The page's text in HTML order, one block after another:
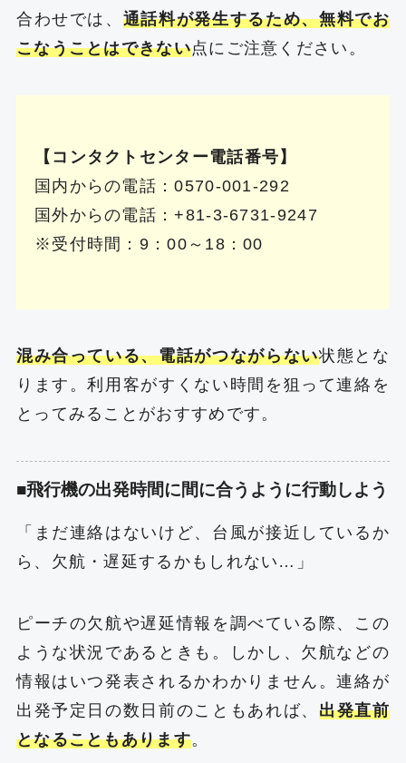
合わせでは、 通話料が発生するため、無料でお
こなうことはできない点にご注意ください。
【コンタクトセンター電話番号】
国内からの電話：0570-001-292
国外からの電話：+81-3-6731-9247
※受付時間：9：00～18：00
混み合っている、電話がつながらない状態とな
ります。利用客がすくない時間を狙って連絡を
とってみることがおすすめです。
■飛行機の出発時間に間に合うように行動しよう
「まだ連絡はないけど、台風が接近しているか
ら、欠航・遅延するかもしれない…」
ピーチの欠航や遅延情報を調べている際、この
ような状況であるときも。しかし、欠航などの
情報はいつ発表されるかわかりません。連絡が
出発予定日の数日前のこともあれば、 出発直前
となることもあります。